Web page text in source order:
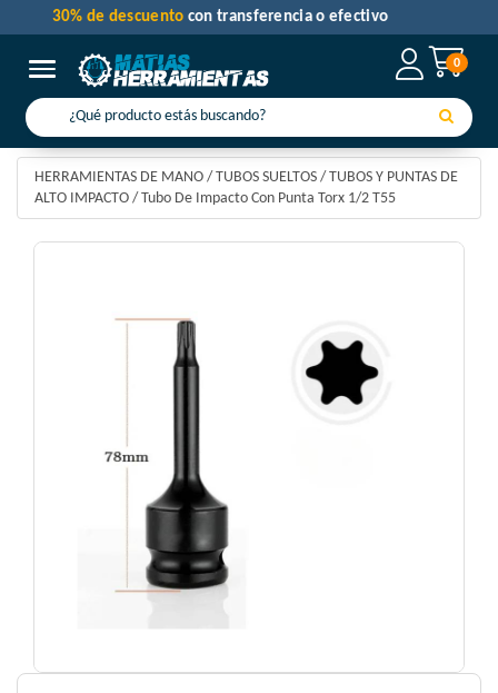
0
Toggle navigation
30% de descuento con transferencia o efectivo
HERRAMIENTAS DE MANO / TUBOS SUELTOS / TUBOS Y PUNTAS DE
ALTO IMPACTO / Tubo De Impacto Con Punta Torx 1/2 T55